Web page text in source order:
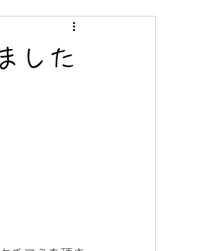
した